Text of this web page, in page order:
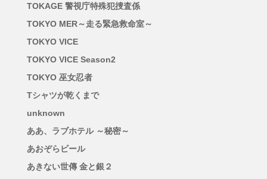
TOKAGE 警視庁特殊犯捜査係
TOKYO MER～走る緊急救命室～
TOKYO VICE
TOKYO VICE Season2
TOKYO 巫女忍者
Tシャツが乾くまで
unknown
ああ、ラブホテル ～秘密～
あおぞらビール
あきない世傳 金と銀２